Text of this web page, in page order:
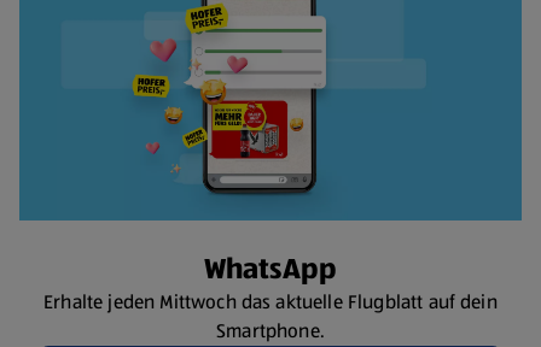
WhatsApp
Erhalte jeden Mittwoch das aktuelle Flugblatt auf dein
Smartphone.